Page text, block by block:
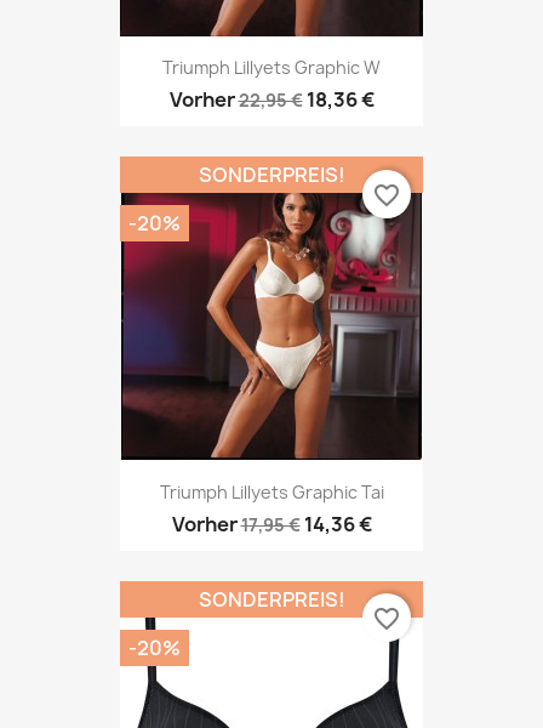
Triumph Lillyets Graphic W
Vorher22,95 € 18,36 €
Triumph Lillyets Graphic Tai
Vorher17,95 € 14,36 €
SONDERPREIS!
-20%
favorite_border
SONDERPREIS!
-20%
favorite_border